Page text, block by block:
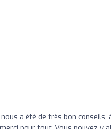
a été de très bon conseils,